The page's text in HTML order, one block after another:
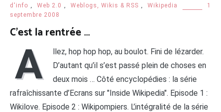
d'info
Web 2.0 Weblogs, Wikis & RSS Wikipedia
1
septembre 2008
C’est la rentrée …
A
llez, hop hop hop, au boulot. Fini de lézarder.
D’autant qu’il s’est passé plein de choses en
deux mois … Côté encyclopédies : la série
rafraîchissante d’Ecrans sur "Inside Wikipedia". Episode 1 :
Wikilove. Episode 2 : Wikipompiers. L’intégralité de la série